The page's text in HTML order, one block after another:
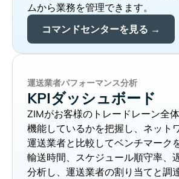
ムから業務を管理できます。
コマンドセンターを見る →
運送業者パフォーマンス分析
KPIダッシュボード
がお客様のトレードレーン全
機能しているかを把握し、ネット
運送業者と比較してベンチマーク
輸送時間、スケジュール順守率、
分析し、運送業者の割り当てと調